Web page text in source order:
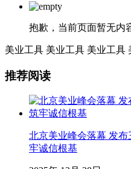
抱歉，当前页面暂无内
美业工具 美业工具 美业工具
推荐阅读
北京美业峰会落幕 发
牢诚信根基